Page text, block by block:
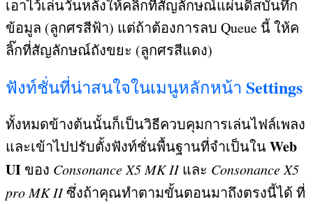
เอาไว้เล่นวันหลังให้คลิ๊กที่สัญลักษณ์แผ่นดิสบันทึก
ข้อมูล (ลูกศรสีฟ้า) แต่ถ้าต้องการลบ Queue นี้ ให้ค
ลิ๊กที่สัญลักษณ์ถังขยะ (ลูกศรสีแดง)
ฟังท์ชั่นที่น่าสนใจในเมนูหลักหน้า Settings
ทั้งหมดข้างต้นนั้นก็เป็นวิธีควบคุมการเล่นไฟล์เพลง
และเข้าไปปรับตั้งฟังท์ชั่นพื้นฐานที่จำเป็นในWeb
UI ของ Consonance X5 MK II และ Consonance X5
pro MK IIซึ่งถ้าคุณทำตามขั้นตอนมาถึงตรงนี้ได้ ที่